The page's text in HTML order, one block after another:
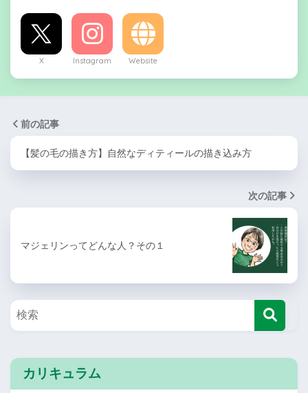
X Instagram Website
前の記事
【髪の毛の描き方】自然なディティールの描き込み方
次の記事
マジェリンってどんな人？その１
カリキュラム